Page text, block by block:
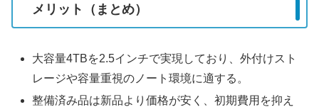
メリット（まとめ）
大容量4TBを2.5インチで実現しており、外付けスト
レージや容量重視のノート環境に適する。
整備済み品は新品より価格が安く、初期費用を抑え